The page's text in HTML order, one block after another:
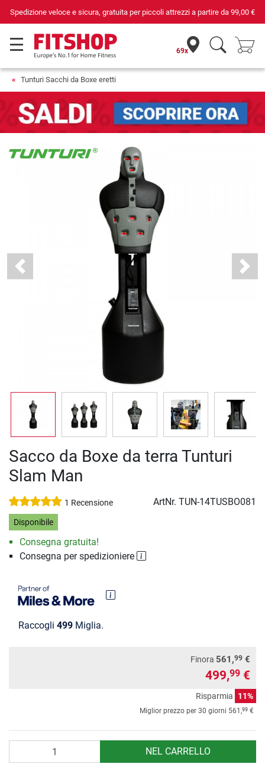
Spedizione veloce e sicura, gratuita per piccoli attrezzi a partire da 99,00 €
69x
Tunturi Sacchi da Boxe eretti
Previous Next
Sacco da Boxe da terra Tunturi
Slam Man
1 Recensione ArtNr. TUN-14TUSBO081
Disponibile
Consegna gratuita!
Consegna per spedizioniere
Raccogli 499 Miglia.
Finora 561,99 €
499,99 €
Risparmia 11%
Miglior prezzo per 30 giorni 561,99 €
NEL CARRELLO